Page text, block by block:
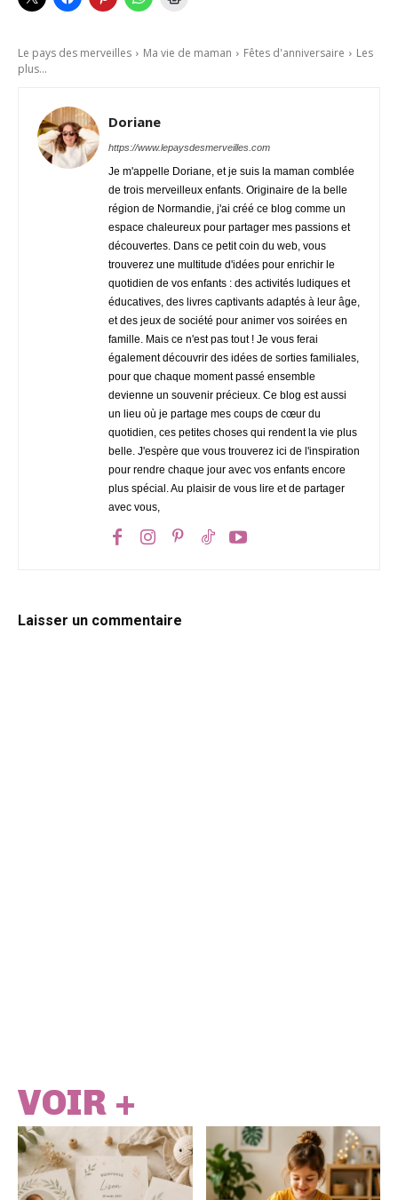
Le pays des merveilles Ma vie de maman Fêtes d'anniversaire
Les
plus...
Doriane
https://www.lepaysdesmerveilles.com
Je m'appelle Doriane, et je suis la maman comblée
de trois merveilleux enfants. Originaire de la belle
région de Normandie, j'ai créé ce blog comme un
espace chaleureux pour partager mes passions et
découvertes. Dans ce petit coin du web, vous
trouverez une multitude d'idées pour enrichir le
quotidien de vos enfants : des activités ludiques et
éducatives, des livres captivants adaptés à leur âge,
et des jeux de société pour animer vos soirées en
famille. Mais ce n'est pas tout ! Je vous ferai
également découvrir des idées de sorties familiales,
pour que chaque moment passé ensemble
devienne un souvenir précieux. Ce blog est aussi
un lieu où je partage mes coups de cœur du
quotidien, ces petites choses qui rendent la vie plus
belle. J'espère que vous trouverez ici de l'inspiration
pour rendre chaque jour avec vos enfants encore
plus spécial. Au plaisir de vous lire et de partager
avec vous,
Laisser un commentaire
VOIR +